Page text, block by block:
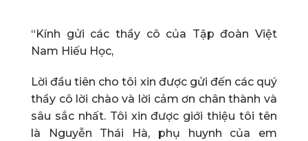
“Kính gửi các thầy cô của Tập đoàn Việt
Nam Hiếu Học,
Lời đầu tiên cho tôi xin được gửi đến các quý
thầy cô lời chào và lời cảm ơn chân thành và
sâu sắc nhất. Tôi xin được giới thiệu tôi tên
là Nguyễn Thái Hà, phụ huynh của em